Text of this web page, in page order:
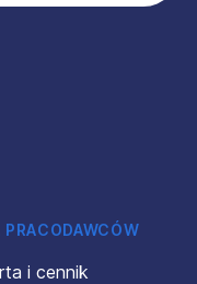
PRACODAWCÓW
i cennik